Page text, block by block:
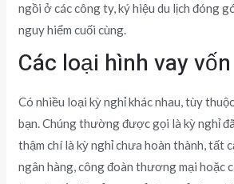
ngồi ở các công ty, ký hiệu du lịch đóng
nguy hiểm cuối cùng.
Các loại hình vay vốn
Có nhiều loại kỳ nghỉ khác nhau, tùy
bạn. Chúng thường được gọi là kỳ nghỉ
thậm chí là kỳ nghỉ chưa hoàn thành, tất
ngân hàng, công đoàn thương mại hoặc